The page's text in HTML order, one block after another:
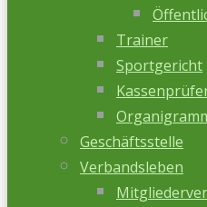
Trainer
Sportgericht
Geschäftsstelle
Verbandsleben